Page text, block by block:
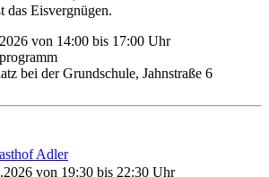
das Eisvergnügen.
von 14:00 bis 17:00 Uhr
bei der Grundschule, Jahnstraße 6
Adler
von 19:30 bis 22:30 Uhr